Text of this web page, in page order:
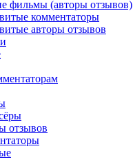
фильмы (авторы отзывов)
комментаторы
авторы отзывов
отзывов